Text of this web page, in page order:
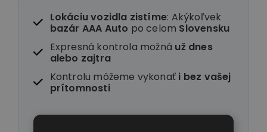
Lokáciu vozidla zistíme: Akýkoľvek
bazár AAA Auto po celom Slovensku
Expresná kontrola možná už dnes
alebo zajtra
Kontrolu môžeme vykonať i bez vašej
prítomnosti